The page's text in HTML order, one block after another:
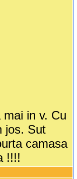
in v. Cu
jos. Sut
camasa
!!!!